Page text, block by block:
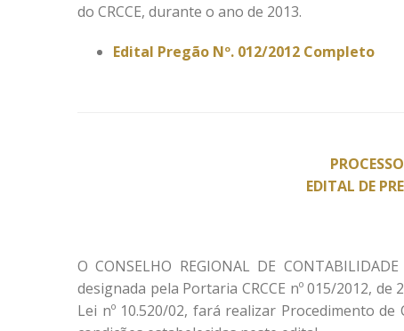
do CRCCE, durante o ano de 2013.
Edital Pregão Nº. 012/2012 Completo
EDITAL DE
O CONSELHO REGIONAL DE
designada pela Portaria CRCCE nº 015/2012,
Lei nº 10.520/02, fará realizar Procedimento de